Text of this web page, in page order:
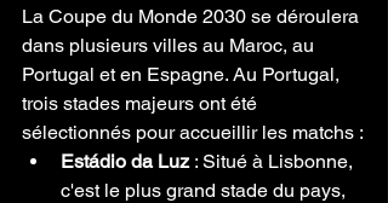
La Coupe du Monde 2030 se déroulera
dans plusieurs villes au Maroc, au
Portugal et en Espagne. Au Portugal,
trois stades majeurs ont été
sélectionnés pour accueillir les matchs :
Estádio da Luz : Situé à Lisbonne,
c'est le plus grand stade du pays,